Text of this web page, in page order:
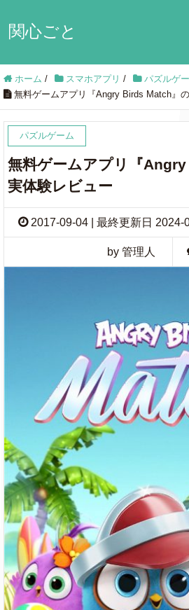
関心ごと
ホーム / スマホアプリ / パズルゲ
無料ゲームアプリ『Angry Birds Match』
パズルゲーム
無料ゲームアプリ『
実体験レビュー
2017-09-04 | 最終更新日 2024-
by 管理人